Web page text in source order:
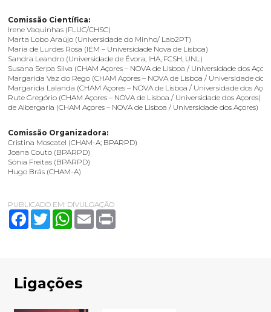
Comissão Científica:
Irene Vaquinhas (FLUC/CHSC)
Marta Lobo Araújo (Universidade do Minho/ Lab2PT)
Maria de Lurdes Rosa (IEM – Universidade Nova de Lisboa)
Sandra Leandro (Universidade de Évora; IHA, FCSH, UNL)
Susana Serpa Silva (CHAM Açores – NOVA de Lisboa / Universidade dos
Margarida Vaz do Rego (CHAM Açores – NOVA de Lisboa / Universidade dos
Margarida Lalanda (CHAM Açores – NOVA de Lisboa / Universidade dos
Rute Gregório (CHAM Açores – NOVA de Lisboa / Universidade dos Açores)
de Albergaria (CHAM Açores – NOVA de Lisboa / Universidade dos Açores)
Comissão Organizadora:
Cristina Moscatel (CHAM-A; BPARPD)
Joana Couto (BPARPD)
Sónia Freitas (BPARPD)
Hugo Brás (CHAM-A)
PUBLICADO EM: DIVULGAÇÃO
FacebookTwitterWhatsApp
Email
Ligações